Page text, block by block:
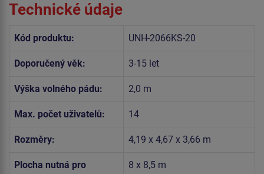
Technické údaje
Kód produktu: UNH-2066KS-20
Doporučený věk: 3-15 let
Výška volného pádu: 2,0 m
Max. počet uživatelů: 14
Rozměry: 4,19 x 4,67 x 3,66 m
Plocha nutná pro
8 x 8,5 m